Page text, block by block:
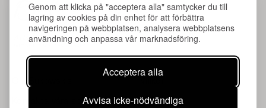
Genom att klicka på "acceptera alla" samtycker du till
lagring av cookies på din enhet för att förbättra
navigeringen på webbplatsen, analysera webbplatsens
användning och anpassa vår marknadsföring.
Acceptera alla
Avvisa icke-nödvändiga
Kontakta våra specialister Bukipedia